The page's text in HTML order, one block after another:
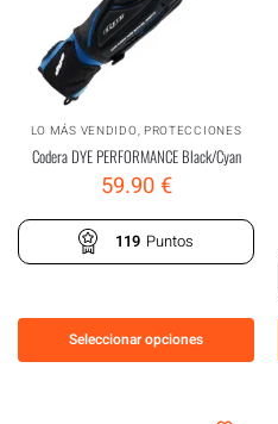
LO MÁS VENDIDO, PROTECCIONES
Codera DYE PERFORMANCE Black/Cyan
59.90€
119 Puntos
Seleccionar opciones